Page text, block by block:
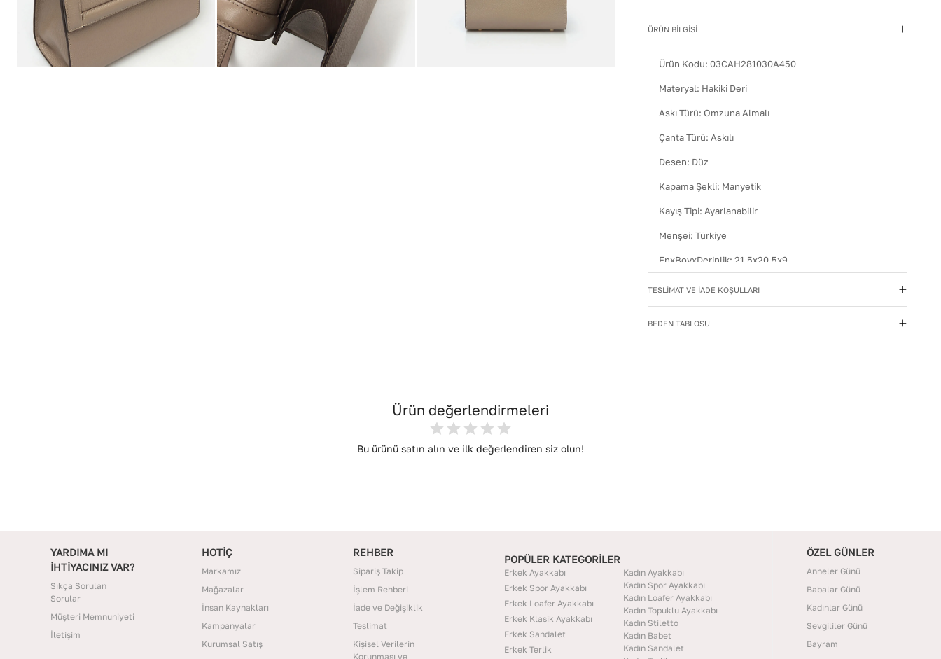
ÜRÜN BİLGİSİ
Ürün Kodu:03CAH281030A450
Materyal: Hakiki Deri
Askı Türü:Omzuna Almalı
Çanta Türü:Askılı
Desen: Düz
Kapama Şekli: Manyetik
Kayış Tipi:Ayarlanabilir
Menşei:Türkiye
EnxBoyxDerinlik:21,5x20,5x9
Kullanım Talimatı
kaynaklarından uzak tutun.
Yıkama Talimatı
TESLİMAT VE İADE KOŞULLARI
BEDEN TABLOSU
Ürün değerlendirmeleri
Bu ürünü satın alın ve ilk değerlendiren siz olun!
YARDIMA MI
İHTİYACINIZ VAR?
Sıkça Sorulan
Sorular
Müşteri Memnuniyeti
İletişim
HOTİÇ
Markamız
Mağazalar
İnsan Kaynakları
Kampanyalar
Kurumsal Satış
REHBER
Sipariş Takip
İşlem Rehberi
İade ve Değişiklik
Teslimat
Kişisel Verilerin
Korunması ve
POPÜLER KATEGORİLER
Erkek Ayakkabı
Erkek Spor Ayakkabı
Erkek Loafer Ayakkabı
Erkek Klasik Ayakkabı
Erkek Sandalet
Erkek Terlik
Kadın Ayakkabı
Kadın Spor Ayakkabı
Kadın Loafer Ayakkabı
Kadın Topuklu Ayakkabı
Kadın Stiletto
Kadın Babet
Kadın Sandalet
ÖZEL GÜNLER
Anneler Günü
Babalar Günü
Kadınlar Günü
Sevgililer Günü
Bayram